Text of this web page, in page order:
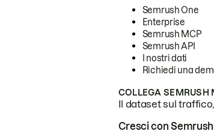
Semrush One
Enterprise
Semrush MCP
Semrush API
I nostri dati
Richiedi una
COLLEGA SEMRUSH
Il dataset sul
Cresci con Semrush